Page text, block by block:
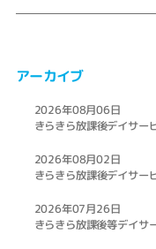
アーカイブ
2026年08月06日
きらきら放課後デイサー
2026年08月02日
きらきら放課後デイサー
2026年07月26日
きらきら放課後等デイサ